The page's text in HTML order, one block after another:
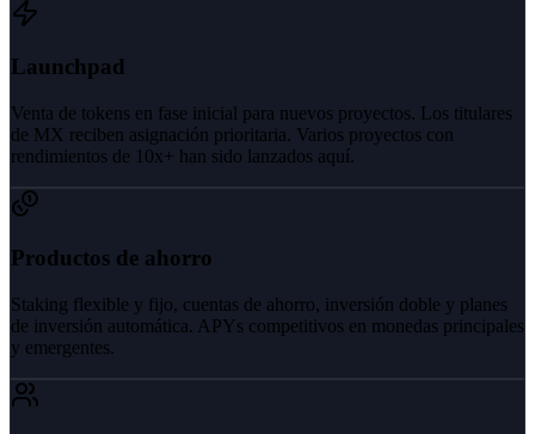
Launchpad
Venta de tokens en fase inicial para nuevos proyectos. Los titulares
de MX reciben asignación prioritaria. Varios proyectos con
rendimientos de 10x+ han sido lanzados aquí.
Productos de ahorro
Staking flexible y fijo, cuentas de ahorro, inversión doble y planes
de inversión automática. APYs competitivos en monedas principales
y emergentes.